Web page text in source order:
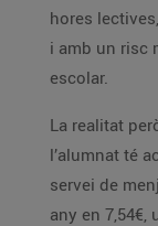
hores
i amb un risc
escolar.
La realitat
l’alumnat té
servei de
any en 7,54€,